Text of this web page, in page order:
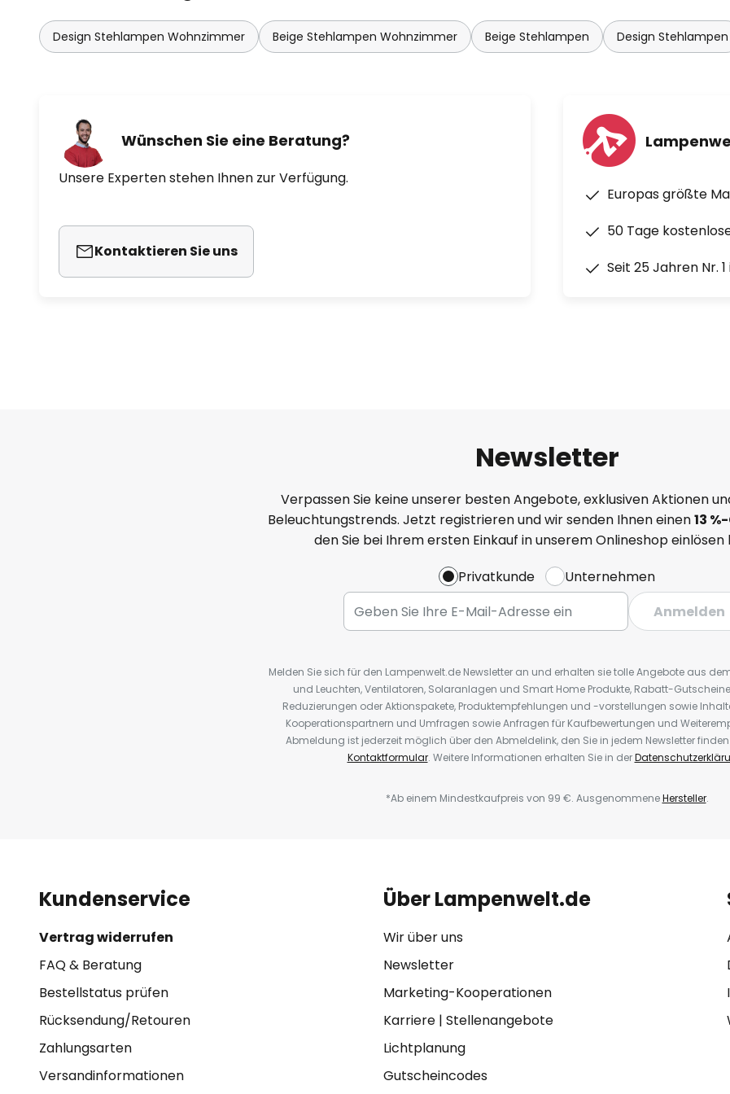
Design Stehlampen Wohnzimmer Beige Stehlampen Wohnzimmer Beige Stehlampen Design Stehlampen
Wünschen Sie eine Beratung?
Unsere Experten stehen Ihnen zur Verfügung.
Kontaktieren Sie uns
Europas größte
50 Tage
Seit 25 Jahren Nr.
Newsletter
Verpassen Sie keine unserer besten Angebote, exklusiven Aktionen
Beleuchtungstrends. Jetzt registrieren und wir senden Ihnen einen13 %-
den Sie bei Ihrem ersten Einkauf in unserem Onlineshop einlösen
Privatkunde
Unternehmen
Anmelden
Melden Sie sich für den Lampenwelt.de Newsletter an und erhalten sie tolle Angebote aus
und Leuchten, Ventilatoren, Solaranlagen und Smart Home Produkte, Rabatt-
Reduzierungen oder Aktionspakete, Produktempfehlungen und -vorstellungen sowie
Kooperationspartnern und Umfragen sowie Anfragen für Kaufbewertungen und
Abmeldung ist jederzeit möglich über den Abmeldelink, den Sie in jedem Newsletter
Kontaktformular. Weitere Informationen erhalten Sie in der
*Ab einem Mindestkaufpreis von 99 €. AusgenommeneHersteller.
Kundenservice
Vertrag widerrufen
FAQ & Beratung
Bestellstatus prüfen
Rücksendung/Retouren
Zahlungsarten
Versandinformationen
Über Lampenwelt.de
Wir über uns
Newsletter
Marketing-Kooperationen
Karriere| Stellenangebote
Lichtplanung
Gutscheincodes